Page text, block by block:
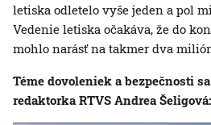
letiska odletelo vyše jeden a pol
Vedenie letiska očakáva, že do
mohlo narásť na takmer dva
Téme dovoleniek a bezpečnosti
redaktorka RTVS Andrea Šeligová: